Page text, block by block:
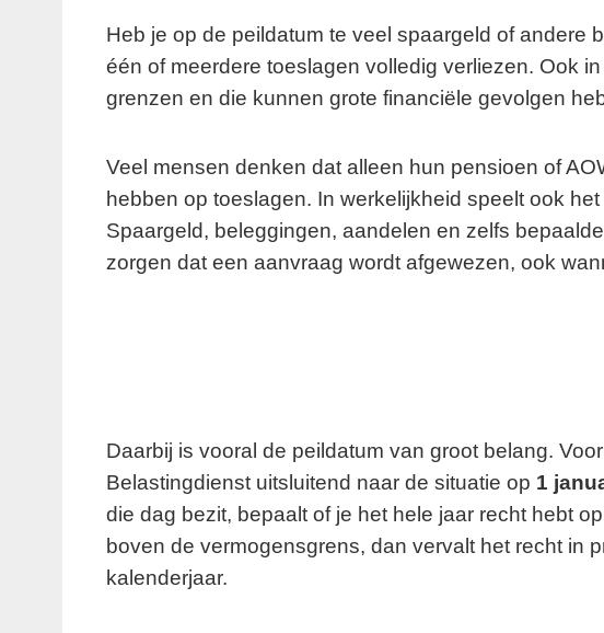
Heb je op de peildatum te veel spaargeld of andere
één of meerdere toeslagen volledig verliezen. Ook
grenzen en die kunnen grote financiële gevolgen
Veel mensen denken dat alleen hun pensioen of
hebben op toeslagen. In werkelijkheid speelt ook
Spaargeld, beleggingen, aandelen en zelfs
zorgen dat een aanvraag wordt afgewezen, ook
Daarbij is vooral de peildatum van groot belang.
Belastingdienst uitsluitend naar de situatie op 1
die dag bezit, bepaalt of je het hele jaar recht hebt
boven de vermogensgrens, dan vervalt het recht in
kalenderjaar.